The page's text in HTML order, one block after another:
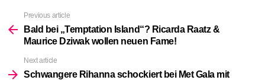
more
Previous article
Bald bei „Temptation Island“? Ricarda Raatz &
Maurice Dziwak wollen neuen Fame!
Next article
Schwangere Rihanna schockiert bei Met Gala mit